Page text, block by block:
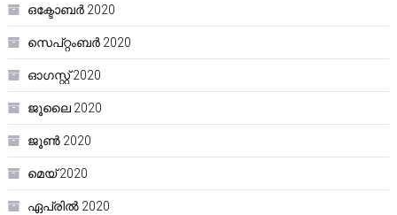
ഒക്ടോബർ 2020
സെപ്റ്റംബർ 2020
ഓഗസ്റ്റ്‌ 2020
ജൂലൈ 2020
ജൂൺ 2020
മെയ്‌ 2020
ഏപ്രിൽ 2020